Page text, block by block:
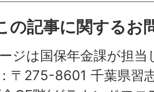
の記事に関するお
ジは国保年金課が担当
〒275-8601 千葉県習